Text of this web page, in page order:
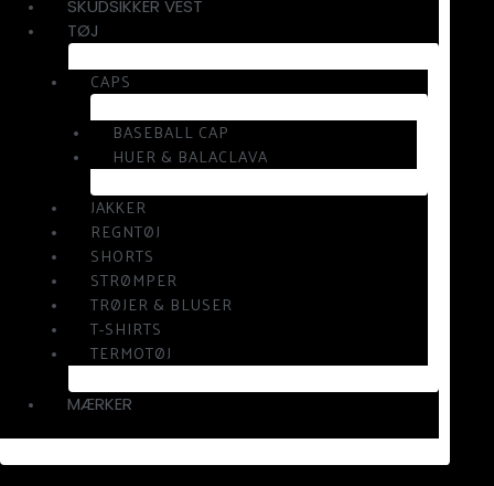
SKUDSIKKER VEST
TØJ
CAPS
BASEBALL CAP
HUER & BALACLAVA
JAKKER
REGNTØJ
SHORTS
STRØMPER
TRØJER & BLUSER
T-SHIRTS
TERMOTØJ
MÆRKER